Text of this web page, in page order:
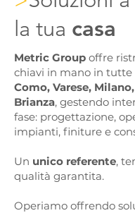
la tua casa
Metric Group offre
chiavi in mano in tutte
Como, Varese,
Brianza, gestendo
fase: progettazione,
impianti, finiture e
Un unico referente,
qualità garantita.
Operiamo offrendo